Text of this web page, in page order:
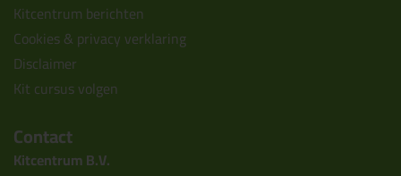
Kitcentrum berichten
Cookies & privacy verklaring
Disclaimer
Kit cursus volgen
Contact
Kitcentrum B.V.